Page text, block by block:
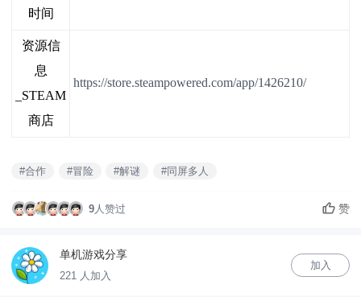
时间
资源信
息
_STEAM
商店
https://store.steampowered.com/app/1426210/
#合作 #冒险 #解谜 #同屏多人
9人赞过 赞
单机游戏分享
221 人加入
加入